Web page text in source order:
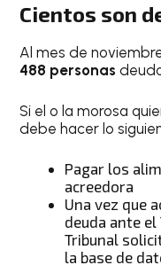
Cientos son
Al mes de
488 personas
Si el o la morosa
debe hacer lo
Pagar los
acreedora
Una vez que
deuda ante el
Tribunal
la base de